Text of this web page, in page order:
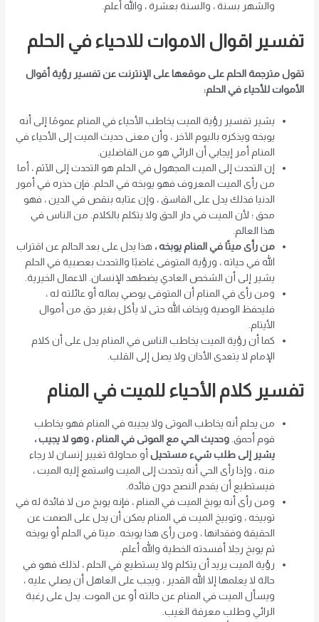
والشهر بسنة ، والسنة بعشرة ، والله أعلم.
تفسير اقوال الاموات للاحياء في الحلم
تقول مترجمة الحلم على موقعها على الإنترنت عن تفسير رؤية أقوال
الأموات للأحياء في الحلم:
يشير تفسير رؤية الميت يخاطب الأحياء في المنام عمومًا إلى أنه
يوبخه ويذكره باليوم الآخر ، وأن معنى حديث الميت إلى الأحياء في
المنام أمر إيجابي أن الرائي هو من الفاضلين.
إن التحدث إلى الميت المجهول في الحلم هو التحدث إلى الآثم ، أما
من رأى الميت المعروف فهو يوبخه في الحلم. فإن حذره في أمور
الدنيا فذلك يدل على الفاسق ، وإن عتابه بنقص في الدين ، فهو
محق ؛ لأن الميت في دار الحق ولا يتكلم بالكلام. من الناس في
هذا العالم.
من رأى ميتًا في المنام يوبخه ، هذا يدل على بعد الحالم عن اقتراب
الله في حياته ، ورؤية المتوفى غاضبًا والتحدث بعصبية في الحلم
يشير إلى أن الشخص العادي يضطهد الإنسان. الاعمال الخيرية.
ومن رأى في المنام أن المتوفى يوصي بماله أو عائلته له ،
فليحفظ الوصية ويخاف الله حتى لا يأكل بغير حق من أموال
الأيتام.
كما أن رؤية الميت يخاطب الناس في المنام يدل على أن كلام
الإمام لا يتعدى الأذان ولا يصل إلى القلب.
تفسير كلام الأحياء للميت في المنام
من يحلم أنه يخاطب الموتى ولا يجيبه في المنام فهو يخاطب
قوم أحمق.وحديث الحي مع الموتى في المنام ، وهو لا يجيب ،
يشير إلى طلب شيء مستحيل أو محاولة تغيير إنسان لا رجاء
منه ، وإذا رأى الحي أنه يتحدث إلى الميت واستمع إليه الميت ،
فيستطيع أن يقدم النصح دون فائدة.
ومن رأى أنه يوبخ الميت في المنام ، فإنه يوبخ من لا فائدة له في
توبيخه ، وتوبيخ الميت في المنام يمكن أن يدل على الصمت عن
الحقيقة وفقدانها ، ومن رأى هذا يوبخه. ميتا في الحلم أو يوبخه
ثم يوبخ رجلا أفسدته الخطية والله أعلم.
رؤية الميت يريد أن يتكلم ولا يستطيع في الحلم ، لذلك فهو في
حالة لا يعلمها إلا الله القدير ، ويجب على العاهل أن يصلي عليه ،
ويسأل الميت في المنام عن حالته أو عن الموت. يدل على رغبة
الرائي وطلب معرفة الغيب.